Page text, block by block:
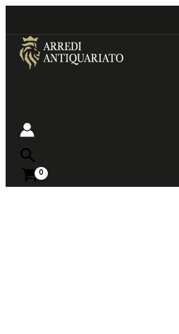
to
content
Near